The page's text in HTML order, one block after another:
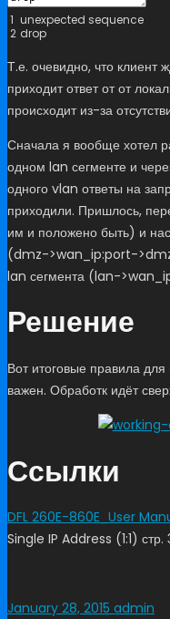
1
2
unexpected sequence
drop
Т.е. очевидно, что клиент
приходит ответ от от
происходит из-за
Сначала я вообще хотел
одном lan сегменте и
одного vlan ответы на
приходили. Пришлось,
им и положено быть) и
(dmz->wan_ip:port-
lan сегмента (lan-
Решение
Вот итоговые правила
важен. Обработк идёт
Ссылки
DFL 260E-860E_User
Single IP Address (1:1) стр.
January 28, 2015 admin